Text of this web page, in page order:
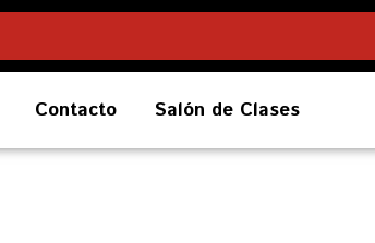
Contacto Salón de Clases